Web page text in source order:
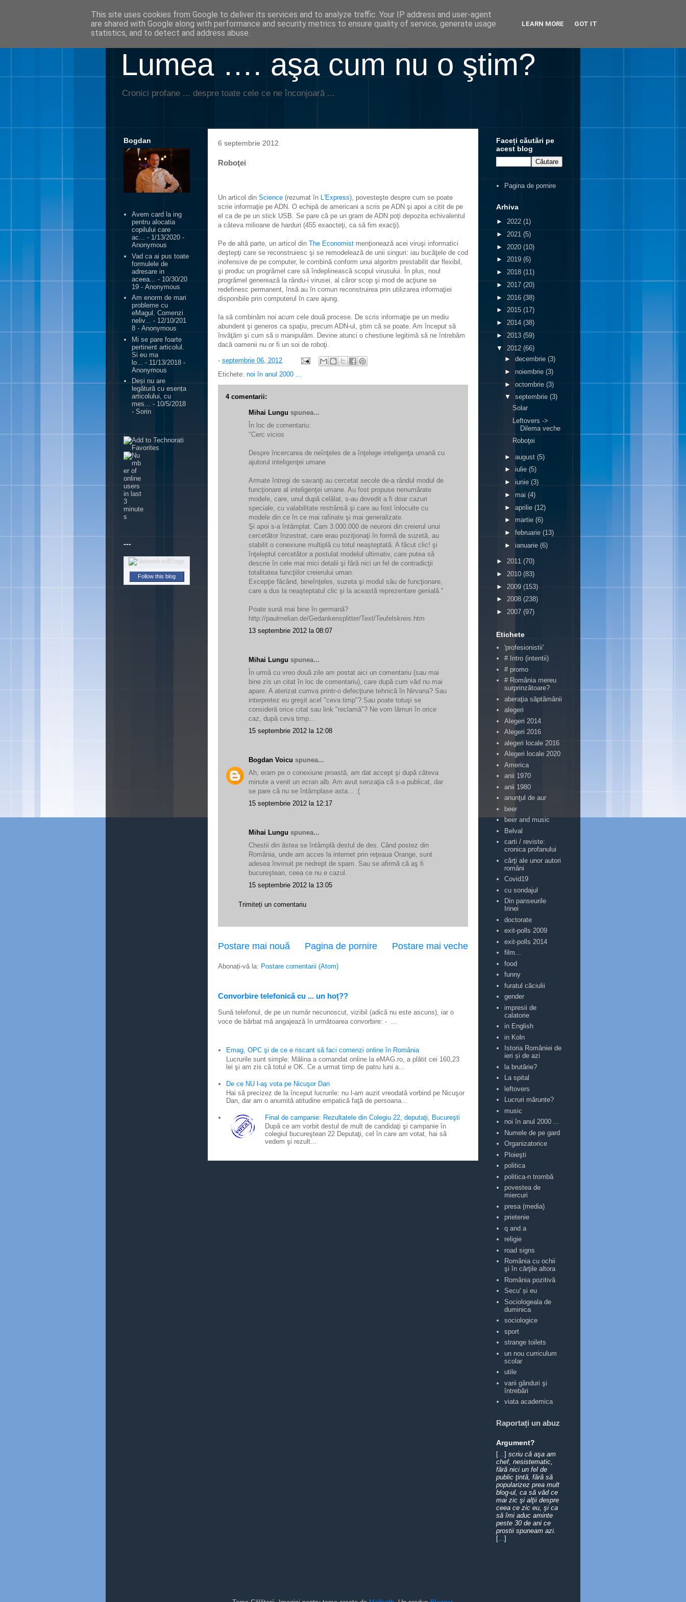
Lumea …. aşa cum nu o ştim?
Cronici profane ... despre toate cele ce ne înconjoară ...
6 septembrie 2012
Roboţei
Un articol din Science (rezumat în L'Express), povesteşte despre cum se poate
scrie informaţie pe ADN. O echipă de americani a scris pe ADN şi apoi a citit de pe
el ca de pe un stick USB. Se pare că pe un gram de ADN poţi depozita echivalentul
a câteva milioane de harduri (455 exaocteţi, ca să fim exacţi).
Pe de altă parte, un articol din The Economist menţionează acei viruşi informatici
deştepţi care se reconstruiesc şi se remodelează de unii singuri: iau bucăţele de cod
inofensive de pe computer, le combină conform unui algoritm prestabilit dar flexibil,
şi produc un progrămel care să îndeplinească scopul virusului. În plus, noul
progrămel generează la rându-i virusei, al căror scop şi mod de acţiune se
redefinesc permanent, însă au în comun reconstruirea prin utilizarea informaţiei
disponibile prin computerul în care ajung.
Ia să combinăm noi acum cele două procese. De scris informaţie pe un mediu
abundent şi generos ca spaţiu, precum ADN-ul, ştim că se poate. Am început să
învăţăm şi cum să o manipulăm. Devine atunci o chestiune legitimă să ne întrebăm
dacă oamenii nu or fi un soi de roboţi.
- septembrie 06, 2012
Etichete: noi în anul 2000 ...
4 comentarii:
Mihai Lungu spunea...
În loc de comentariu:
"Cerc vicios
Despre încercarea de neînţeles de a înţelege inteligenţa umană cu
ajutorul inteligenţei umane
Armate întregi de savanţi au cercetat secole de-a rândul modul de
funcţionare al inteligenţei umane. Au fost propuse nenumărate
modele, care, unul după celălat, s-au dovedit a fi doar cazuri
speciale, cu valabilitate restrânsă şi care au fost înlocuite cu
modele din ce în ce mai rafinate şi mai generalizate.
Şi apoi s-a întâmplat. Cam 3.000.000 de neuroni din creierul unui
cercetător înzestrat, care erau poziţionaţi în formă de suzetă, au
stabilit o conexiune multiplă cu totul neaşteptată. A făcut clic! şi
înţeleptul cercetător a postulat modelul ultimativ, care putea să
descrie în cele mai mici detalii şi fără nici un fel de contradicţii
totalitatea funcţiilor creierului uman.
Excepţie făcând, bineînţeles, suzeta şi modul său de funcţionare,
care a dus la neaşteptatul clic şi la această reprezentare genială."
Poate sună mai bine în germană?
http://paulmelian.de/Gedankensplitter/Text/Teufelskreis.htm
13 septembrie 2012 la 08:07
Mihai Lungu spunea...
În urmă cu vreo două zile am postat aici un comentariu (sau mai
bine zis un citat în loc de comentariu), care după cum văd nu mai
apare. A aterizat cumva printr-o defecţiune tehnică în Nirvana? Sau
interpretez eu greşit acel "ceva timp"? Sau poate totuşi se
consideră orice citat sau link "reclamă"? Ne vom lămuri în orice
caz, după ceva timp...
15 septembrie 2012 la 12:08
Bogdan Voicu spunea...
Ah, eram pe o conexiune proastă, am dat accept şi după câteva
minute a venit un ecran alb. Am avut senzaţia că s-a publicat, dar
se pare că nu se întâmplase asta... :(
15 septembrie 2012 la 12:17
Mihai Lungu spunea...
Chestii din ăstea se întâmplă destul de des. Când postez din
România, unde am acces la internet prin reţeaua Orange, sunt
adesea învinuit pe nedrept de spam. Sau se afirmă că aş fi
bucureştean, ceea ce nu e cazul.
15 septembrie 2012 la 13:05
Trimiteți un comentariu
Postare mai nouă Postare mai veche
Pagina de pornire
Abonați-vă la: Postare comentarii (Atom)
Convorbire telefonică cu ... un hoț??
Sună telefonul, de pe un număr necunoscut, vizibil (adică nu este ascuns), iar o
voce de bărbat mă angajează în următoarea convorbire: - ...
Emag, OPC şi de ce e riscant să faci comenzi online în România
Lucrurile sunt simple: Mălina a comandat online la eMAG.ro, a plătit cei 160,23
lei şi am zis că totul e OK. Ce a urmat timp de patru luni a...
De ce NU l-aş vota pe Nicuşor Dan
Hai să precizez de la început lucrurile: nu l-am auzit vreodată vorbind pe Nicuşor
Dan, dar am o anumită atitudine empatică faţă de persoana...
Final de campanie: Rezultatele din Colegiu 22, deputaţi, Bucureşti
După ce am vorbit destul de mult de candidaţi şi campanie în
colegiul bucureştean 22 Deputaţi, cel în care am votat, hai să
vedem şi rezult...
Bogdan
Avem card la ing
pentru alocatia
copilului care
ac... - 1/13/2020 -
Anonymous
Vad ca ai pus toate
formulele de
adresare in
aceea...
- 10/30/20
19 - Anonymous
Am enorm de mari
probleme cu
eMagul. Comenzi
neliv... - 12/10/201
8 - Anonymous
Mi se pare foarte
pertinent articolul.
Si eu ma
lo...
- 11/13/2018 -
Anonymous
Deși nu are
legătură cu esența
articolului, cu
mes... - 10/5/2018
- Sorin
---
Follow this blog
Faceți căutări pe
acest blog
Pagina de pornire
Arhiva
► 2022 (1)
► 2021 (5)
► 2020 (10)
► 2019 (6)
► 2018 (11)
► 2017 (20)
► 2016 (38)
► 2015 (17)
► 2014 (38)
► 2013 (59)
▼ 2012 (66)
► decembrie (3)
► noiembrie (3)
► octombrie (3)
▼ septembrie (3)
Solar
Leftovers ->
Dilema veche
Roboţei
► august (5)
► iulie (5)
► iunie (3)
► mai (4)
► aprilie (12)
► martie (6)
► februarie (13)
► ianuarie (6)
► 2011 (70)
► 2010 (83)
► 2009 (153)
► 2008 (238)
► 2007 (97)
Etichete
'profesionistii'
# Intro (intentii)
# promo
# România mereu
surprinzătoare?
aberaţia săptămânii
alegeri
Alegeri 2014
Alegeri 2016
alegeri locale 2016
Alegeri locale 2020
America
anii 1970
anii 1980
anunţul de aur
beer
beer and music
Belval
carti / reviste:
cronica profanului
cărţi ale unor autori
români
Covid19
cu sondajul
Din panseurile
Irinei
doctorate
exit-polls 2009
exit-polls 2014
film...
food
funny
furatul căciulii
gender
impresii de
calatorie
in English
in Koln
Istoria României de
ieri și de azi
la brutărie?
La spital
leftovers
Lucruri mărunte?
music
noi în anul 2000 ...
Numele de pe gard
Organizatorice
Ploieşti
politica
politica-n trombă
povestea de
miercuri
presa (media)
prietenie
q and a
religie
road signs
România cu ochii
şi în cărţile altora
România pozitivă
Secu' și eu
Sociologeala de
duminica
sociologice
sport
strange toilets
un nou curriculum
scolar
utile
varii gânduri şi
întrebări
viata academica
Raportați un abuz
Argument?
[ ] scriu că aşa am
chef, nesistematic,
fără nici un fel de
public ţintă, fără să
popularizez prea mult
blog-ul, ca să văd ce
mai zic şi alţii despre
ceea ce zic eu, şi ca
să îmi aduc aminte
peste 30 de ani ce
prostii spuneam azi.
[
]
This site uses cookies from Google to deliver its services and to analyze traffic. Your IP address and user-agent
are shared with Google along with performance and security metrics to ensure quality of service, generate usage
statistics, and to detect and address abuse.
LEARN MORE GOT IT